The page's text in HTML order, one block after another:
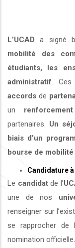
L’UCAD a signé
mobilité des
étudiants, les
administratif . Ces
accords de
un
partenaires. Un
biais d’un
bourse de mobilité
Candidature
Le candidatde l’
une de nos
renseigner sur
se rapprocher de
nomination